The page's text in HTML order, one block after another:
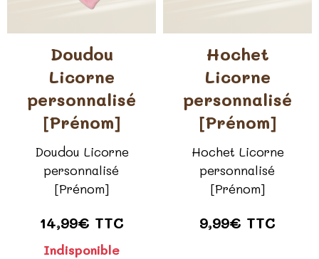
Doudou
Licorne
personnalisé
[Prénom]
Doudou Licorne
personnalisé
[Prénom]
14,99€ TTC
Indisponible
Hochet
Licorne
personnalisé
[Prénom]
Hochet Licorne
personnalisé
[Prénom]
9,99€ TTC